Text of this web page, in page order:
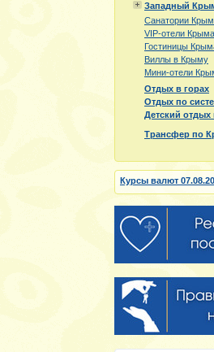
Западный
Санатории
VIP-отели Крыма
Гостиницы
Виллы в Крыму
Мини-отели
Отдых в горах
Отдых по
Детский
Трансфер по
Курсы валют